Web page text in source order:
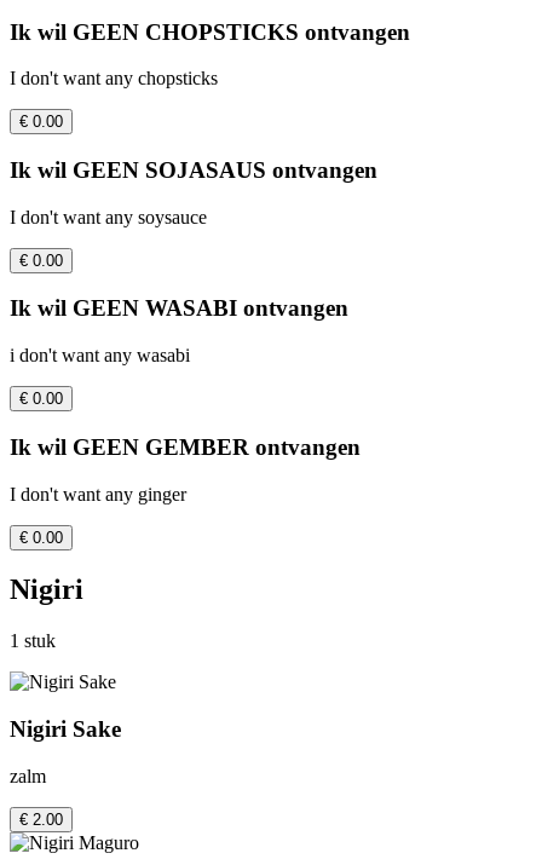
Ik wil GEEN CHOPSTICKS ontvangen
I don't want any chopsticks
€ 0.00
Ik wil GEEN SOJASAUS ontvangen
I don't want any soysauce
€ 0.00
Ik wil GEEN WASABI ontvangen
i don't want any wasabi
€ 0.00
Ik wil GEEN GEMBER ontvangen
I don't want any ginger
€ 0.00
Nigiri
1 stuk
Nigiri Sake
zalm
€ 2.00